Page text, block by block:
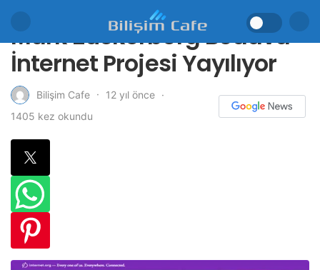
Mark Zuckerberg Bedava
İnternet Projesi Yayılıyor
Bilişim Cafe
12 yıl önce
1405 kez okundu